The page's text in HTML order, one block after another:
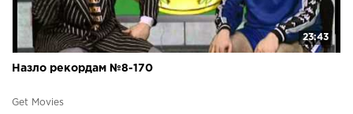
23:43
Назло рекордам №8-170
Get Movies